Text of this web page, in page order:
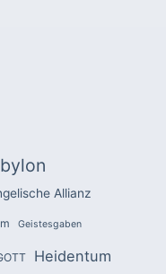
Allianz
Geistesgaben
Heidentum